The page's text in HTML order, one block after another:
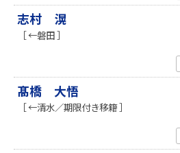
志村 滉
［ ←磐田 ］
髙橋 大悟
［ ←清水／期限付き移籍 ］